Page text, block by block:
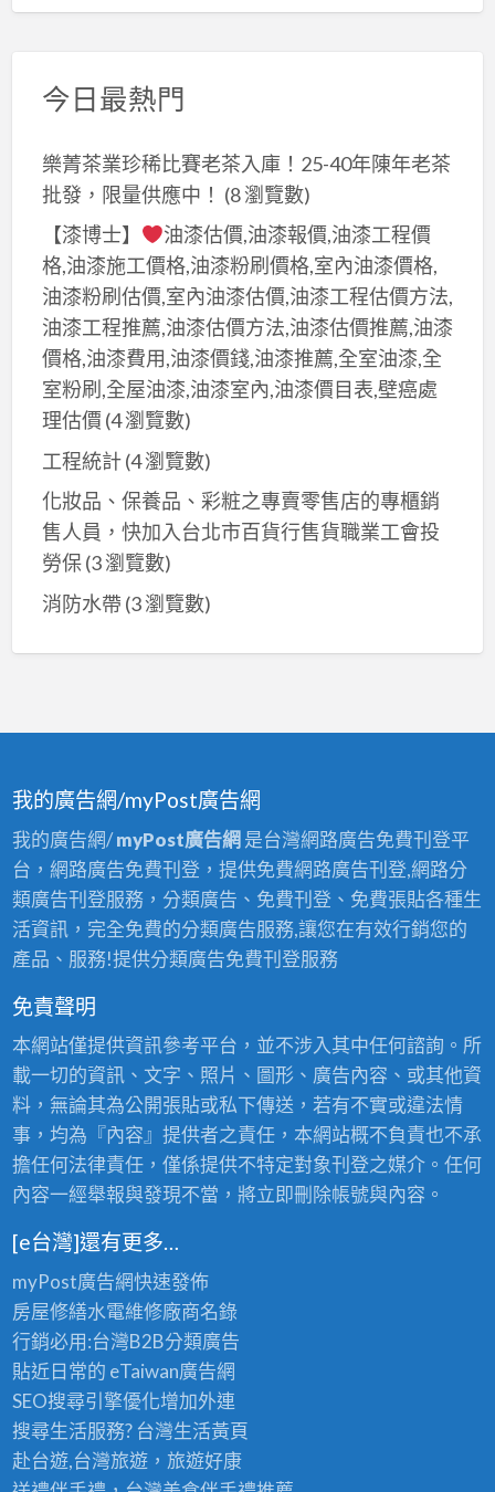
今日最熱門
樂菁茶業珍稀比賽老茶入庫！25-40年陳年老茶
批發，限量供應中！ (8 瀏覽數)
【漆博士】
油漆估價,油漆報價,油漆工程價
格,油漆施工價格,油漆粉刷價格,室內油漆價格,
油漆粉刷估價,室內油漆估價,油漆工程估價方法,
油漆工程推薦,油漆估價方法,油漆估價推薦,油漆
價格,油漆費用,油漆價錢,油漆推薦,全室油漆,全
室粉刷,全屋油漆,油漆室內,油漆價目表,壁癌處
理估價(4 瀏覽數)
工程統計(4 瀏覽數)
化妝品、保養品、彩粧之專賣零售店的專櫃銷
售人員，快加入台北市百貨行售貨職業工會投
勞保(3 瀏覽數)
消防水帶 (3 瀏覽數)
我的廣告網/myPost廣告網
我的廣告網/myPost廣告網是台灣網路廣告免費刊登平
台，網路廣告免費刊登，提供免費網路廣告刊登,網路分
類廣告刊登服務，分類廣告、免費刊登、免費張貼各種生
活資訊，完全免費的分類廣告服務,讓您在有效行銷您的
產品、服務!提供分類廣告免費刊登服務
免責聲明
本網站僅提供資訊參考平台，並不涉入其中任何諮詢。所
載一切的資訊、文字、照片、圖形、廣告內容、或其他資
料，無論其為公開張貼或私下傳送，若有不實或違法情
事，均為『內容』提供者之責任，本網站概不負責也不承
擔任何法律責任，僅係提供不特定對象刊登之媒介。任何
內容一經舉報與發現不當，將立即刪除帳號與內容。
[e台灣]還有更多…
myPost廣告網快速發佈
房屋修繕水電維修廠商名錄
行銷必用:台灣B2B分類廣告
貼近日常的 eTaiwan廣告網
SEO搜尋引擎優化增加外連
搜尋生活服務? 台灣生活黃頁
赴台遊,台灣旅遊，旅遊好康